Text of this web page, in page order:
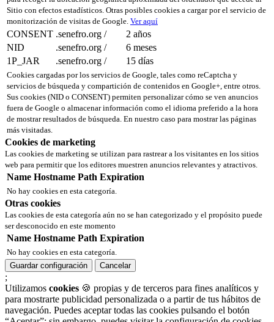
Sitio con efectos estadísticos. Otras posibles cookies a cargar por el servicio de
monitorización de visitas de Google. Ver aquí
CONSENT .senefro.org /
2 años
NID
.senefro.org /
6 meses
1P_JAR
.senefro.org / 15 días
Cookies cargadas por los servicios de Google, tales como reCaptcha y
servicios de búsqueda y compartición de contenidos en Google+, entre otros.
Sus cookies (NID o CONSENT) permiten personalizar cómo se ven anuncios
fuera de Google o almacenar información como el idioma preferido a la hora
de mostrar resultados de búsqueda. En nuestro caso para mostrar las páginas
más visitadas.
Cookies de marketing
Las cookies de marketing se utilizan para rastrear a los visitantes en los sitios
web para permitir que los editores muestren anuncios relevantes y atractivos.
Name Hostname Path Expiration
No hay cookies en esta categoría.
Otras cookies
Las cookies de esta categoría aún no se han categorizado y el propósito puede
ser desconocido en este momento
Name Hostname Path Expiration
No hay cookies en esta categoría.
Guardar configuración
Cancelar
;
Utilizamos cookies 🍪 propias y de terceros para fines analíticos y
para mostrarte publicidad personalizada o a partir de tus hábitos de
navegación. Puedes aceptar todas las cookies pulsando el botón